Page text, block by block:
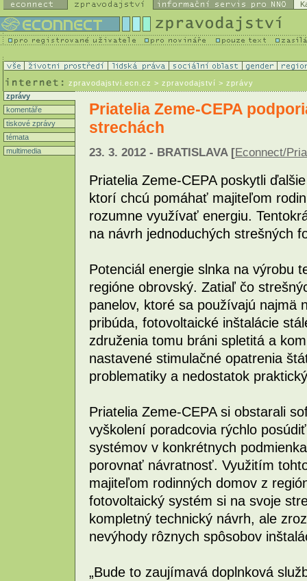
zpravodajstvi.ecn.cz > zpravodajství > zprávy
zprávy
komentáře
tiskové zprávy
témata
multimedia
Priatelia Zeme-CEPA
strechách
23. 3. 2012 - BRATISLAVA [Econnect/
Priatelia Zeme-CEPA poskytli
ktorí chcú pomáhať majiteľom
rozumne využívať energiu.
na návrh jednoduchých strešných
Potenciál energie slnka na výrobu
regióne obrovský. Zatiaľ čo
panelov, ktoré sa používajú najmä
pribúda, fotovoltaické inštalácie
združenia tomu bráni spletitá a
nastavené stimulačné opatrenia
problematiky a nedostatok
Priatelia Zeme-CEPA si obstarali
vyškolení poradcovia rýchlo
systémov v konkrétnych
porovnať návratnosť. Využitím
majiteľom rodinných domov z
fotovoltaický systém si na svoje
kompletný technický návrh, ale
nevýhody rôznych spôsobov
„Bude to zaujímavá doplnková